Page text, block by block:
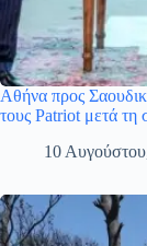
Αθήνα προς
τους Patriot μετά
10